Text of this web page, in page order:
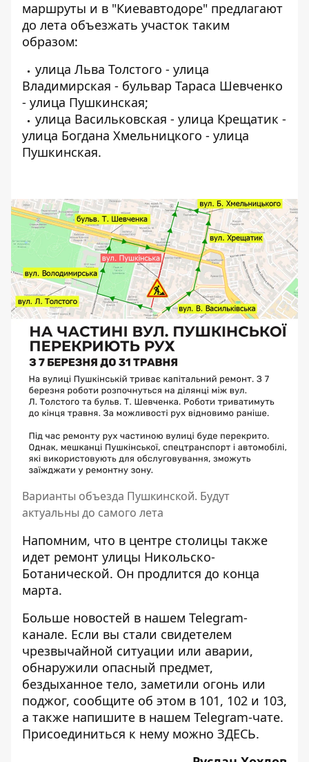
маршруты и в "Киевавтодоре" предлагают
до лета объезжать участок таким
образом:
улица Льва Толстого - улица
Владимирская - бульвар Тараса Шевченко
- улица Пушкинская;
улица Васильковская - улица Крещатик -
улица Богдана Хмельницкого - улица
Пушкинская.
Варианты объезда Пушкинской. Будут
актуальны до самого лета
Напомним, что в центре столицы также
идет ремонт улицы Никольско-
Ботанической. Он продлится до конца
марта.
Больше новостей в нашем Telegram-
канале. Если вы стали свидетелем
чрезвычайной ситуации или аварии,
обнаружили опасный предмет,
бездыханное тело, заметили огонь или
поджог, сообщите об этом в 101, 102 и 103,
а также напишите в нашем Telegram-чате.
Присоединиться к нему можно ЗДЕСЬ.